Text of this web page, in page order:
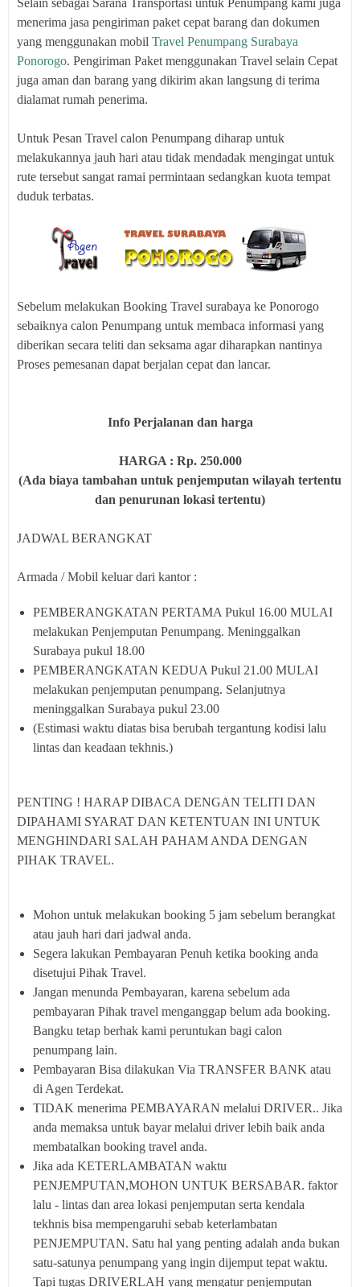
Selain sebagai Sarana Transportasi untuk Penumpang kami juga
menerima jasa pengiriman paket cepat barang dan dokumen
yang menggunakan mobil Travel Penumpang Surabaya
Ponorogo. Pengiriman Paket menggunakan Travel selain Cepat
juga aman dan barang yang dikirim akan langsung di terima
dialamat rumah penerima.
Untuk Pesan Travel calon Penumpang diharap untuk
melakukannya jauh hari atau tidak mendadak mengingat untuk
rute tersebut sangat ramai permintaan sedangkan kuota tempat
duduk terbatas.
Sebelum melakukan Booking Travel surabaya ke Ponorogo
sebaiknya calon Penumpang untuk membaca informasi yang
diberikan secara teliti dan seksama agar diharapkan nantinya
Proses pemesanan dapat berjalan cepat dan lancar.
Info Perjalanan dan harga
HARGA : Rp. 250.000
(Ada biaya tambahan untuk penjemputan wilayah tertentu
dan penurunan lokasi tertentu)
JADWAL BERANGKAT
Armada / Mobil keluar dari kantor :
PEMBERANGKATAN PERTAMA Pukul 16.00 MULAI
melakukan Penjemputan Penumpang. Meninggalkan
Surabaya pukul 18.00
PEMBERANGKATAN KEDUA Pukul 21.00 MULAI
melakukan penjemputan penumpang. Selanjutnya
meninggalkan Surabaya pukul 23.00
(Estimasi waktu diatas bisa berubah tergantung kodisi lalu
lintas dan keadaan tekhnis.)
PENTING ! HARAP DIBACA DENGAN TELITI DAN
DIPAHAMI SYARAT DAN KETENTUAN INI UNTUK
MENGHINDARI SALAH PAHAM ANDA DENGAN
PIHAK TRAVEL.
Mohon untuk melakukan booking 5 jam sebelum berangkat
atau jauh hari dari jadwal anda.
Segera lakukan Pembayaran Penuh ketika booking anda
disetujui Pihak Travel.
Jangan menunda Pembayaran, karena sebelum ada
pembayaran Pihak travel menganggap belum ada booking.
Bangku tetap berhak kami peruntukan bagi calon
penumpang lain.
Pembayaran Bisa dilakukan Via TRANSFER BANK atau
di Agen Terdekat.
TIDAK menerima PEMBAYARAN melalui DRIVER.. Jika
anda memaksa untuk bayar melalui driver lebih baik anda
membatalkan booking travel anda.
Jika ada KETERLAMBATAN waktu
PENJEMPUTAN,MOHON UNTUK BERSABAR. faktor
lalu - lintas dan area lokasi penjemputan serta kendala
tekhnis bisa mempengaruhi sebab keterlambatan
PENJEMPUTAN. Satu hal yang penting adalah anda bukan
satu-satunya penumpang yang ingin dijemput tepat waktu.
Tapi tugas DRIVERLAH yang mengatur penjemputan